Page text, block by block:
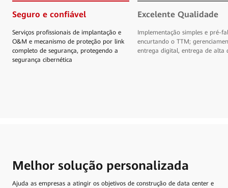
Seguro e confiável
Serviços profissionais de implantação e
O&M e mecanismo de proteção por link
completo de segurança, protegendo a
segurança cibernética
Excelente Qualidade
Implementação simples e pré-
encurtando o TTM;
entrega digital, entrega de alta
Melhor solução personalizada
Ajuda as empresas a atingir os objetivos de construção de data center e